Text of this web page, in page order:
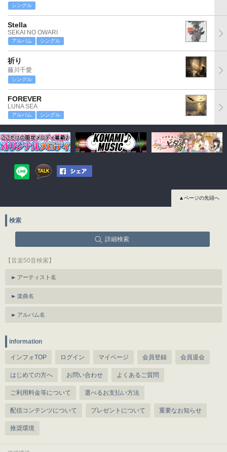
シングル
Stella
SEKAI NO OWARI
アルバム シングル
祈り
藤川千愛
シングル
FOREVER
LUNA SEA
アルバム シングル
▲ページの先頭へ
検索
詳細検索
【音楽50音検索】
アーティスト名
楽曲名
アルバム名
information
インフォTOP ログイン マイページ 会員登録 会員退会
はじめての方へ お問い合わせ よくあるご質問
ご利用料金等について 選べるお支払い方法
配信コンテンツについて プレゼントについて 重要なお知らせ
推奨環境